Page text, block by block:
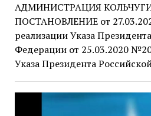
АДМИНИСТРАЦИЯ
ПОСТАНОВЛЕНИЕ от
реализации Указа
Федерации от 25.03.2020
Указа Президента